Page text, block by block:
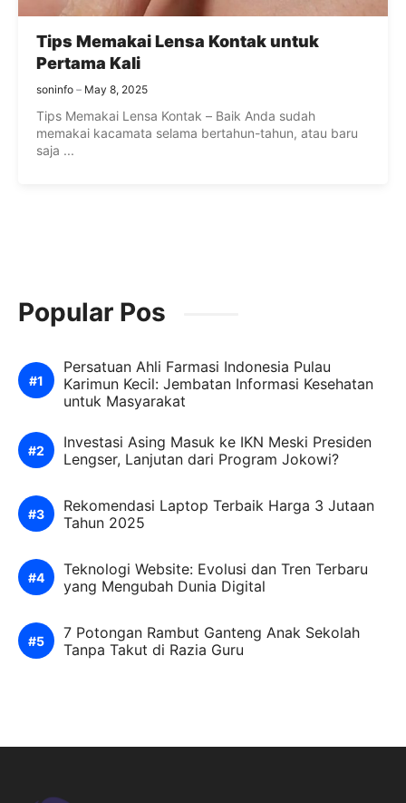
Tips Memakai Lensa Kontak untuk
Pertama Kali
soninfo May 8, 2025
Tips Memakai Lensa Kontak – Baik Anda sudah
memakai kacamata selama bertahun-tahun, atau baru
saja ...
Popular Pos
Persatuan Ahli Farmasi Indonesia Pulau
Karimun Kecil: Jembatan Informasi Kesehatan
untuk Masyarakat
Investasi Asing Masuk ke IKN Meski Presiden
Lengser, Lanjutan dari Program Jokowi?
Rekomendasi Laptop Terbaik Harga 3 Jutaan
Tahun 2025
Teknologi Website: Evolusi dan Tren Terbaru
yang Mengubah Dunia Digital
7 Potongan Rambut Ganteng Anak Sekolah
Tanpa Takut di Razia Guru